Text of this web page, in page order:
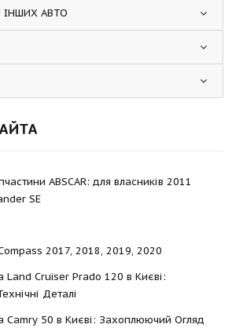
ІНШИХ АВТО
ABSCAR: для власників 2011
SE
2017, 2018, 2019, 2020
Land Cruiser Prado 120 в Києві:
Деталі
Camry 50 в Києві: Захоплюючий Огляд